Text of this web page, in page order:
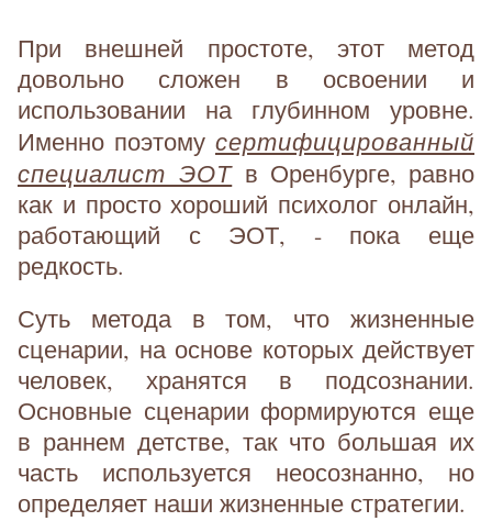
При внешней простоте, этот метод
довольно сложен в освоении и
использовании на глубинном уровне.
Именно поэтому сертифицированный
специалист ЭОТв Оренбурге, равно
как и просто хороший психолог онлайн,
работающий с ЭОТ, - пока еще
редкость.
Суть метода в том, что жизненные
сценарии, на основе которых действует
человек, хранятся в подсознании.
Основные сценарии формируются еще
в раннем детстве, так что большая их
часть используется неосознанно, но
определяет наши жизненные стратегии.